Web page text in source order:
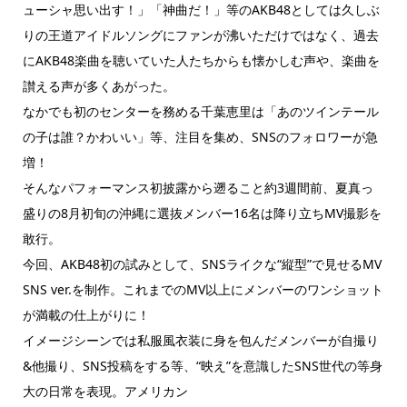
ューシャ思い出す！」「神曲だ！」等のAKB48としては久しぶ
りの王道アイドルソングにファンが沸いただけではなく、過去
にAKB48楽曲を聴いていた人たちからも懐かしむ声や、楽曲を
讃える声が多くあがった。
なかでも初のセンターを務める千葉恵里は「あのツインテール
の子は誰？かわいい」等、注目を集め、SNSのフォロワーが急
増！
そんなパフォーマンス初披露から遡ること約3週間前、夏真っ
盛りの8月初旬の沖縄に選抜メンバー16名は降り立ちMV撮影を
敢行。
今回、AKB48初の試みとして、SNSライクな“縦型”で見せるMV
SNS ver.を制作。これまでのMV以上にメンバーのワンショット
が満載の仕上がりに！
イメージシーンでは私服風衣装に身を包んだメンバーが自撮り
&他撮り、SNS投稿をする等、“映え”を意識したSNS世代の等身
大の日常を表現。アメリカン